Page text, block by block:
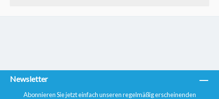
Newsletter
Abonnieren Sie jetzt einfach unseren regelmäßig erscheinenden